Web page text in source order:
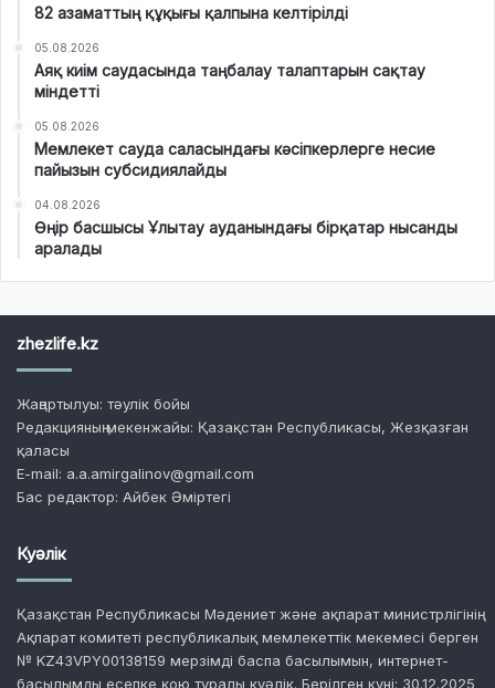
82 азаматтың құқығы қалпына келтірілді
05.08.2026
Аяқ киім саудасында таңбалау талаптарын сақтау
міндетті
05.08.2026
Мемлекет сауда саласындағы кәсіпкерлерге несие
пайызын субсидиялайды
04.08.2026
Өңір басшысы Ұлытау ауданындағы бірқатар нысанды
аралады
zhezlife.kz
Жаңартылуы: тәулік бойы
Редакцияның мекенжайы: Қазақстан Республикасы, Жезқазған
қаласы
E-mail: a.a.amirgalinov@gmail.com
Бас редактор: Айбек Әміртегі
Куәлік
Қазақстан Республикасы Мәдениет және ақпарат министрлігінің
Ақпарат комитеті республикалық мемлекеттік мекемесі берген
№ KZ43VPY00138159 мерзімді баспа басылымын, интернет-
басылымды есепке қою туралы куәлік. Берілген күні: 30.12.2025